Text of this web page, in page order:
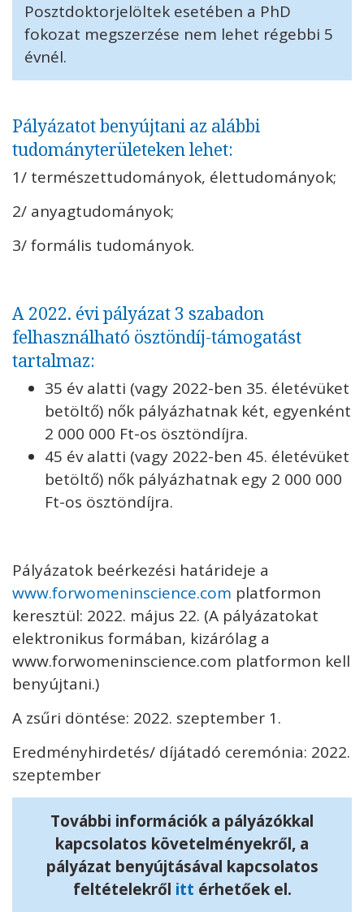
Posztdoktorjelöltek esetében a PhD
fokozat megszerzése nem lehet régebbi 5
évnél.
Pályázatot benyújtani az alábbi
tudományterületeken lehet:
1/ természettudományok, élettudományok;
2/ anyagtudományok;
3/ formális tudományok.
A 2022. évi pályázat 3 szabadon
felhasználható ösztöndíj-támogatást
tartalmaz:
35 év alatti (vagy 2022-ben 35. életévüket
betöltő) nők pályázhatnak két, egyenként
2 000 000 Ft-os ösztöndíjra.
45 év alatti (vagy 2022-ben 45. életévüket
betöltő) nők pályázhatnak egy 2 000 000
Ft-os ösztöndíjra.
Pályázatok beérkezési határideje a
www.forwomeninscience.com platformon
keresztül: 2022. május 22. (A pályázatokat
elektronikus formában, kizárólag a
www.forwomeninscience.com platformon kell
benyújtani.)
A zsűri döntése: 2022. szeptember 1.
Eredményhirdetés/ díjátadó ceremónia: 2022.
szeptember
További információk a pályázókkal
kapcsolatos követelményekről, a
pályázat benyújtásával kapcsolatos
feltételekről itt érhetőek el.